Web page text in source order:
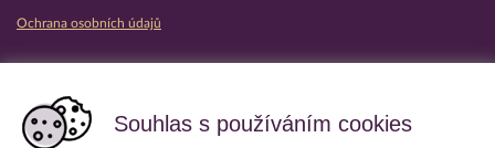
Souhlas s používáním cookies
Ochrana osobních údajů